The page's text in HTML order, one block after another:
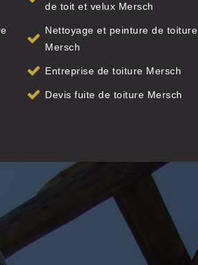
de toit et velux Mersch
Nettoyage et peinture de toiture
Mersch
Entreprise de toiture Mersch
Devis fuite de toiture Mersch